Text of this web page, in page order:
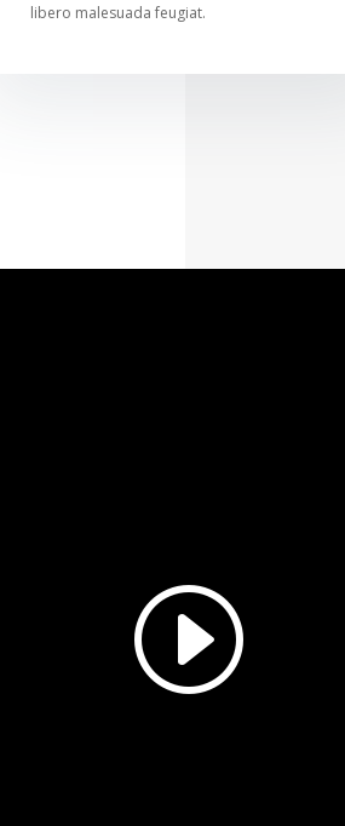
libero malesuada feugiat.